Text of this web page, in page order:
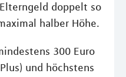
doppelt so
halber Höhe.
300 Euro
und höchstens